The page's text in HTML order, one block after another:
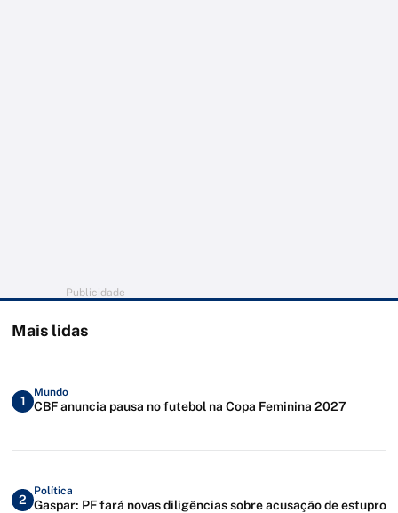
Publicidade
Mais lidas
1
Mundo
CBF anuncia pausa no futebol na Copa Feminina 2027
2
Política
Gaspar: PF fará novas diligências sobre acusação de estupro